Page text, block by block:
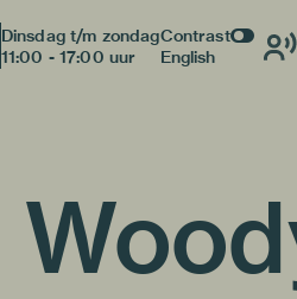
Dinsdag t/m zondag
11:00 - 17:00 uur
Contrast
English